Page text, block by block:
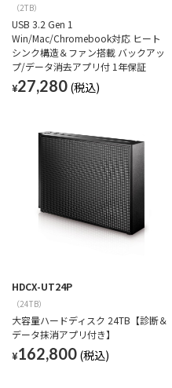
（2TB）
USB 3.2 Gen 1
Win/Mac/Chromebook対応 ヒート
シンク構造＆ファン搭載 バックアッ
プ/データ消去アプリ付 1年保証
¥27,280
HDCX-UT24P
（24TB）
大容量ハードディスク 24TB【診断＆
データ抹消アプリ付き】
¥162,800